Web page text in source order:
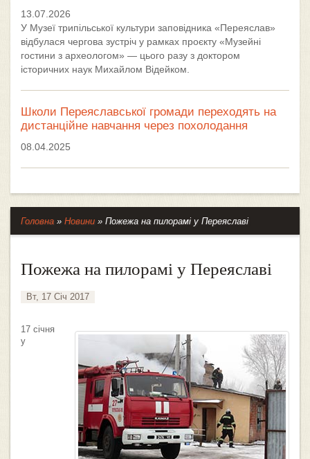
13.07.2026
У Музеї трипільської культури заповідника «Переяслав»
відбулася чергова зустріч у рамках проєкту «Музейні
гостини з археологом» — цього разу з доктором
історичних наук Михайлом Відейком.
Школи Переяславської громади переходять на
дистанційне навчання через похолодання
08.04.2025
Головна » Новини » Пожежа на пилорамі у Переяславі
Пожежа на пилорамі у Переяславі
Вт, 17 Січ 2017
17 січня
у